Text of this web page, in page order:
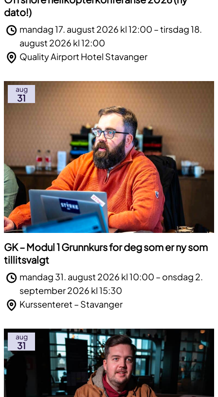
dato!)
mandag 17. august 2026 kl 12:00 – tirsdag 18.
august 2026 kl 12:00
Quality Airport Hotel Stavanger
aug
31
GK – Modul 1 Grunnkurs for deg som er ny som
tillitsvalgt
mandag 31. august 2026 kl 10:00 – onsdag 2.
september 2026 kl 15:30
Kurssenteret – Stavanger
aug
31